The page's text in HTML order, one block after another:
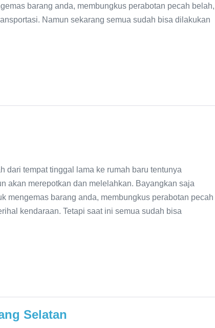
barang anda, membungkus perabotan pecah belah,
Namun sekarang semua sudah bisa dilakukan
tempat tinggal lama ke rumah baru tentunya
akan merepotkan dan melelahkan. Bayangkan saja
mengemas barang anda, membungkus perabotan pecah
kendaraan. Tetapi saat ini semua sudah bisa
Selatan